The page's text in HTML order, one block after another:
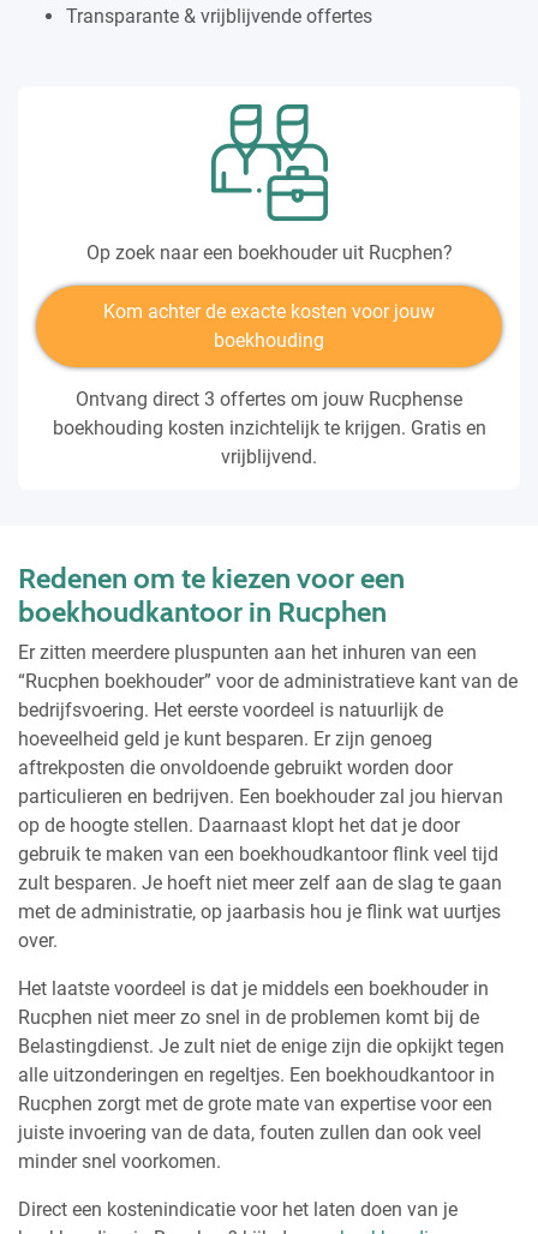
Transparante & vrijblijvende offertes
Op zoek naar een boekhouder uit Rucphen?
Kom achter de exacte kosten voor jouw
boekhouding
Ontvang direct 3 offertes om jouw Rucphense
boekhouding kosten inzichtelijk te krijgen. Gratis en
vrijblijvend.
Redenen om te kiezen voor een
boekhoudkantoor in Rucphen
Er zitten meerdere pluspunten aan het inhuren van een
“Rucphen boekhouder” voor de administratieve kant van de
bedrijfsvoering. Het eerste voordeel is natuurlijk de
hoeveelheid geld je kunt besparen. Er zijn genoeg
aftrekposten die onvoldoende gebruikt worden door
particulieren en bedrijven. Een boekhouder zal jou hiervan
op de hoogte stellen. Daarnaast klopt het dat je door
gebruik te maken van een boekhoudkantoor flink veel tijd
zult besparen. Je hoeft niet meer zelf aan de slag te gaan
met de administratie, op jaarbasis hou je flink wat uurtjes
over.
Het laatste voordeel is dat je middels een boekhouder in
Rucphen niet meer zo snel in de problemen komt bij de
Belastingdienst. Je zult niet de enige zijn die opkijkt tegen
alle uitzonderingen en regeltjes. Een boekhoudkantoor in
Rucphen zorgt met de grote mate van expertise voor een
juiste invoering van de data, fouten zullen dan ook veel
minder snel voorkomen.
Direct een kostenindicatie voor het laten doen van je